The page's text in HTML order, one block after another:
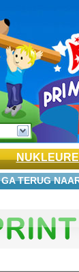
GA TERUG